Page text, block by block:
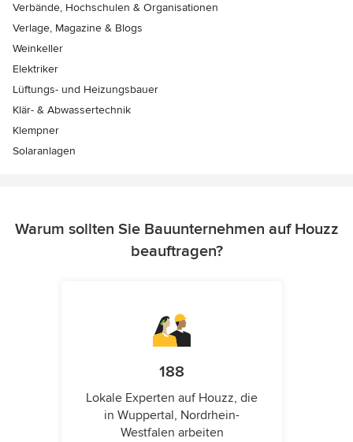
Verbände, Hochschulen & Organisationen
Verlage, Magazine & Blogs
Weinkeller
Elektriker
Lüftungs- und Heizungsbauer
Klär- & Abwassertechnik
Klempner
Solaranlagen
Warum sollten Sie Bauunternehmen auf Houzz
beauftragen?
188
Lokale Experten auf Houzz, die
in Wuppertal, Nordrhein-
Westfalen arbeiten